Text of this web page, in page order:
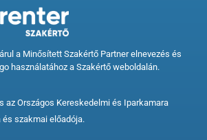
a Minősített Szakértő Partner elnevezés és
használatához a Szakértő weboldalán.
az Országos Kereskedelmi és Iparkamara
szakmai előadója.